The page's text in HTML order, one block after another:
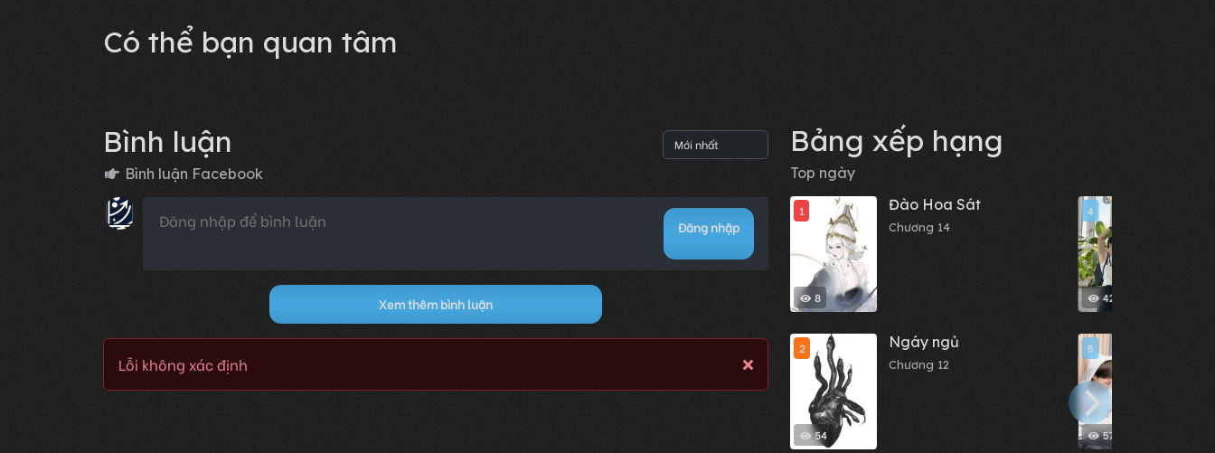
Có thể bạn quan tâm
Bình luận
Bình luận Facebook
Đăng nhập
Xem thêm bình luận
Lỗi không xác định
Bảng xếp hạng
Top ngày
8
1 Đào Hoa Sát
Chương 14
54
2 Ngáy ngủ
Chương 12
421
4
57
5